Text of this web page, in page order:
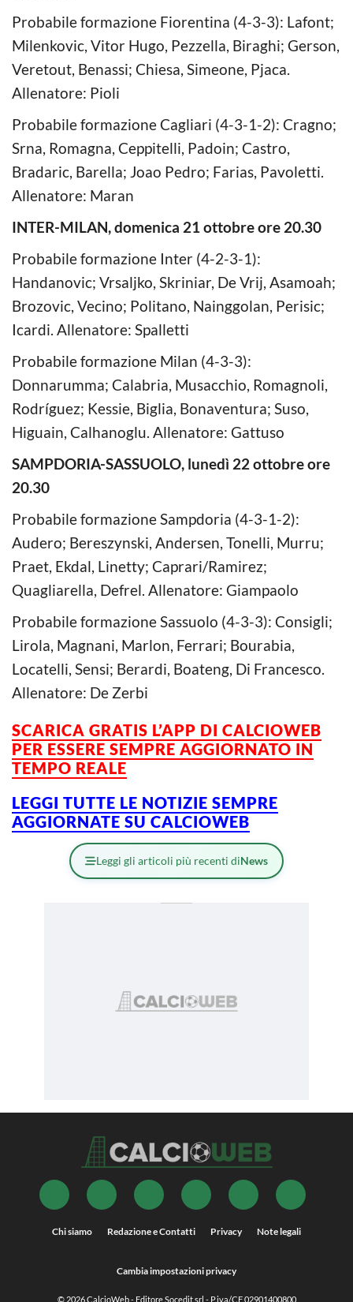
Probabile formazione Fiorentina (4-3-3): Lafont;
Milenkovic, Vitor Hugo, Pezzella, Biraghi; Gerson,
Veretout, Benassi; Chiesa, Simeone, Pjaca.
Allenatore: Pioli
Probabile formazione Cagliari (4-3-1-2): Cragno;
Srna, Romagna, Ceppitelli, Padoin; Castro,
Bradaric, Barella; Joao Pedro; Farias, Pavoletti.
Allenatore: Maran
INTER-MILAN, domenica 21 ottobre ore 20.30
Probabile formazione Inter (4-2-3-1):
Handanovic; Vrsaljko, Skriniar, De Vrij, Asamoah;
Brozovic, Vecino; Politano, Nainggolan, Perisic;
Icardi. Allenatore: Spalletti
Probabile formazione Milan (4-3-3):
Donnarumma; Calabria, Musacchio, Romagnoli,
Rodríguez; Kessie, Biglia, Bonaventura; Suso,
Higuain, Calhanoglu. Allenatore: Gattuso
SAMPDORIA-SASSUOLO, lunedì 22 ottobre ore
20.30
Probabile formazione Sampdoria (4-3-1-2):
Audero; Bereszynski, Andersen, Tonelli, Murru;
Praet, Ekdal, Linetty; Caprari/Ramirez;
Quagliarella, Defrel. Allenatore: Giampaolo
Probabile formazione Sassuolo (4-3-3): Consigli;
Lirola, Magnani, Marlon, Ferrari; Bourabia,
Locatelli, Sensi; Berardi, Boateng, Di Francesco.
Allenatore: De Zerbi
SCARICA GRATIS L’APP DI CALCIOWEB
PER ESSERE SEMPRE AGGIORNATO IN
TEMPO REALE
LEGGI TUTTE LE NOTIZIE SEMPRE
AGGIORNATE SU CALCIOWEB
Leggi gli articoli più recenti diNews
Chi siamo Redazione e Contatti Privacy Note legali
Cambia impostazioni privacy
© 2026CalcioWeb- Editore Socedit srl - P.iva/CF 02901400800